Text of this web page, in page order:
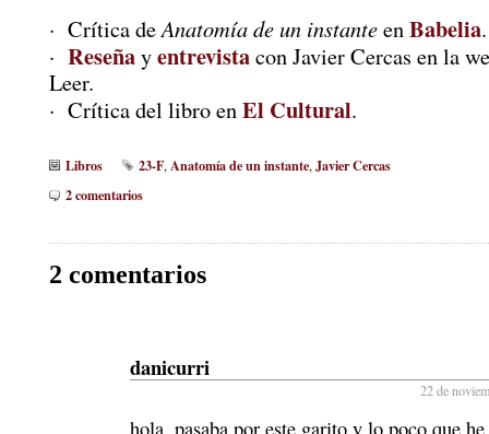
· Crítica deAnatomía de un instanteenBabelia.
· Reseñayentrevistacon Javier Cercas en la
Leer.
· Crítica del libro enEl Cultural.
Libros 23-F, Anatomía de un instante, Javier Cercas
2 comentarios
2 comentarios
danicurri
22 de